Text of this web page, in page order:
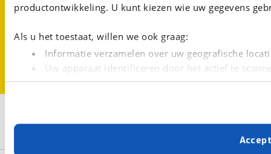
productontwikkeling. U kunt kiezen wie uw gegevens
Als u het toestaat, willen we ook graag:
Informatie verzamelen over uw geografische
Uw apparaat identificeren door het actief te
Lees meer over hoe uw persoonlijke gegevens worden
Met cookies en vergelijkbare technieken zorgen we
cookies zorgen ervoor dat de website goed werkt.
Over viaBOVAG.nlDisclaimer- en Privacyverklaring